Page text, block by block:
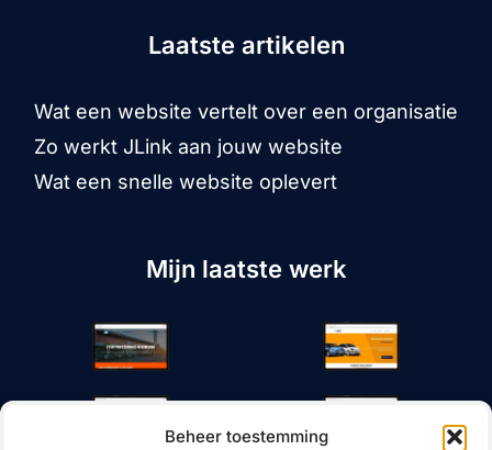
Beheer toestemming
Laatste artikelen
Wat een website vertelt over een organisatie
Zo werkt JLink aan jouw website
Wat een snelle website oplevert
Mijn laatste werk